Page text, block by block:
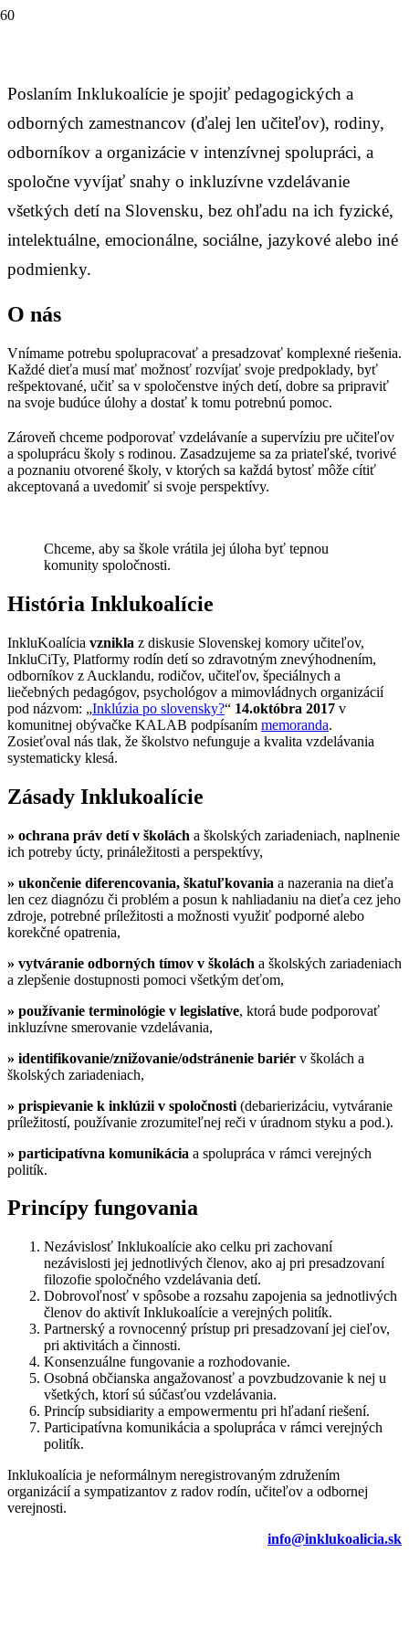
Poslaním Inklukoalície je spojiť pedagogických a
odborných zamestnancov (ďalej len učiteľov), rodiny,
odborníkov a organizácie v intenzívnej spolupráci, a
spoločne vyvíjať snahy o inkluzívne vzdelávanie
všetkých detí na Slovensku, bez ohľadu na ich fyzické,
intelektuálne, emocionálne, sociálne, jazykové alebo iné
podmienky.
O nás
Vnímame potrebu spolupracovať a presadzovať komplexné riešenia.
Každé dieťa musí mať možnosť rozvíjať svoje predpoklady, byť
rešpektované, učiť sa v spoločenstve iných detí, dobre sa pripraviť
na svoje budúce úlohy a dostať k tomu potrebnú pomoc.
Zároveň chceme podporovať vzdelávaníe a supervíziu pre učiteľov
a spoluprácu školy s rodinou. Zasadzujeme sa za priateľské, tvorivé
a poznaniu otvorené školy, v ktorých sa každá bytosť môže cítiť
akceptovaná a uvedomiť si svoje perspektívy.
Chceme, aby sa škole vrátila jej úloha byť tepnou
komunity spoločnosti.
História Inklukoalície
InkluKoalícia vznikla z diskusie Slovenskej komory učiteľov,
InkluCiTy, Platformy rodín detí so zdravotným znevýhodnením,
odborníkov z Aucklandu, rodičov, učiteľov, špeciálnych a
liečebných pedagógov, psychológov a mimovládnych organizácií
pod názvom: „Inklúzia po slovensky?“ 14.októbra 2017 v
komunitnej obývačke KALAB podpísaním memoranda.
Zosieťoval nás tlak, že školstvo nefunguje a kvalita vzdelávania
systematicky klesá.
Zásady Inklukoalície
» ochrana práv detí v školách a školských zariadeniach, naplnenie
ich potreby úcty, prináležitosti a perspektívy,
» ukončenie diferencovania, škatuľkovania a nazerania na dieťa
len cez diagnózu či problém a posun k nahliadaniu na dieťa cez jeho
zdroje, potrebné príležitosti a možnosti využiť podporné alebo
korekčné opatrenia,
» vytváranie odborných tímov v školách a školských zariadeniach
a zlepšenie dostupnosti pomoci všetkým deťom,
» používanie terminológie v legislatíve, ktorá bude podporovať
inkluzívne smerovanie vzdelávania,
» identifikovanie/znižovanie/odstránenie bariér v školách a
školských zariadeniach,
» prispievanie k inklúzii v spoločnosti (debarierizáciu, vytváranie
príležitostí, používanie zrozumiteľnej reči v úradnom styku a pod.).
» participatívna komunikácia a spolupráca v rámci verejných
politík.
Princípy fungovania
Nezávislosť Inklukoalície ako celku pri zachovaní
nezávislosti jej jednotlivých členov, ako aj pri presadzovaní
filozofie spoločného vzdelávania detí.
Dobrovoľnosť v spôsobe a rozsahu zapojenia sa jednotlivých
členov do aktivít Inklukoalície a verejných politík.
Partnerský a rovnocenný prístup pri presadzovaní jej cieľov,
pri aktivitách a činnosti.
Konsenzuálne fungovanie a rozhodovanie.
Osobná občianska angažovanosť a povzbudzovanie k nej u
všetkých, ktorí sú súčasťou vzdelávania.
Princíp subsidiarity a empowermentu pri hľadaní riešení.
Participatívna komunikácia a spolupráca v rámci verejných
politík.
Inklukoalícia je neformálnym neregistrovaným združením
organizácií a sympatizantov z radov rodín, učiteľov a odbornej
verejnosti.
info@inklukoalicia.sk